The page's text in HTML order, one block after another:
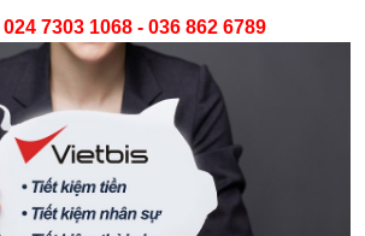
024 7303 1068 - 036 862 6789